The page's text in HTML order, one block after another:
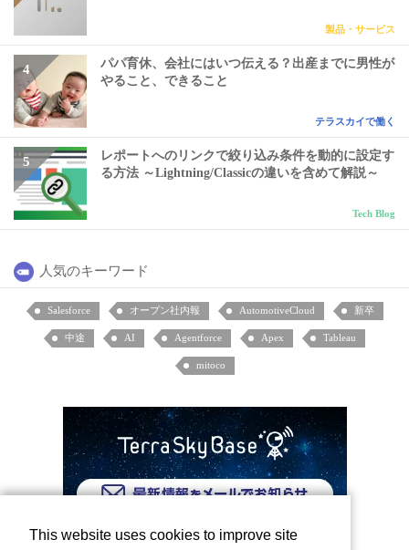
製品・サービス
パパ育休、会社にはいつ伝える？出産までに男性が
やること、できること
テラスカイで働く
レポートへのリンクで絞り込み条件を動的に設定す
る方法 ～Lightning/Classicの違いを含めて解説～
Tech Blog
人気のキーワード
Salesforce オープン社内報 AutomotiveCloud 新卒
中途 AI Agentforce Apex Tableau
mitoco
This website uses cookies to improve site